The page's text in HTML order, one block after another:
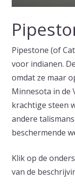
Pipestone (of
voor indianen.
omdat ze maar
Minnesota in de
krachtige steen
andere
beschermende
Klik op de
van de